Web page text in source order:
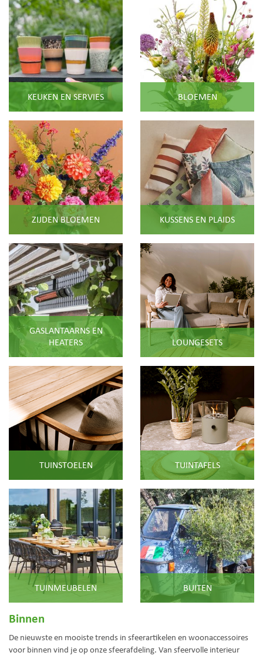
KEUKEN EN SERVIES BLOEMEN
ZIJDEN BLOEMEN KUSSENS EN PLAIDS
GASLANTAARNS EN
HEATERS
LOUNGESETS
TUINSTOELEN TUINTAFELS
TUINMEUBELEN BUITEN
Binnen
De nieuwste en mooiste trends in sfeerartikelen en woonaccessoires
voor binnen vind je op onze sfeerafdeling. Van sfeervolle interieur